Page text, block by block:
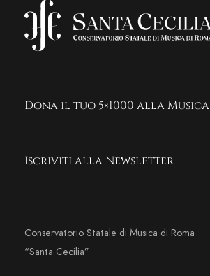
Dona il tuo 5×1000 alla Musica
Iscriviti alla Newsletter
Conservatorio Statale di Musica di Roma
“Santa Cecilia”